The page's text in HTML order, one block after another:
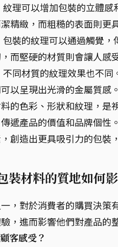
紋理可以增加包裝的立體
精緻，而粗糙的表面則更
包裝的紋理可以通過觸覺
而堅硬的材質則會讓人感
不同材質的紋理效果也不
以呈現出光滑的金屬質感。
的色彩、形狀和紋理，
遞產品的價值和品牌個
創造出更具吸引力的包裝
裝材料的質地如何
，對於消費者的購買決
，進而影響他們對產品的
客感受？